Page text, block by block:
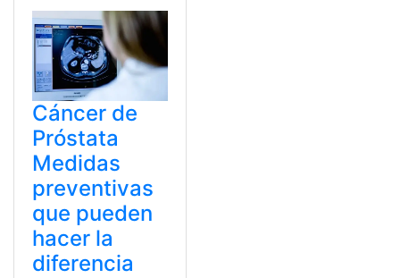
Cáncer de
Próstata
Medidas
preventivas
que pueden
hacer la
diferencia